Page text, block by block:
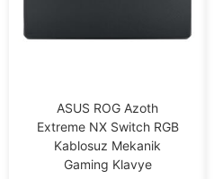
ASUS ROG Azoth
Extreme NX Switch RGB
Kablosuz Mekanik
Gaming Klavye